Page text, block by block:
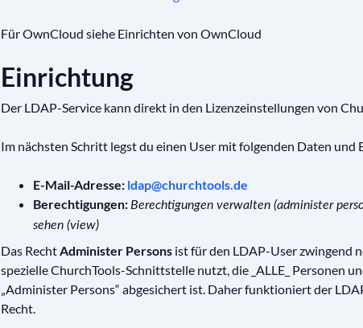
Für OwnCloud siehe Einrichten von OwnCloud
Einrichtung
Der LDAP-Service kann direkt in den Lizenzeinstellungen von
Im nächsten Schritt legst du einen User mit folgenden Daten und
E-Mail-Adresse: ldap@churchtools.de
Berechtigungen: Berechtigungen verwalten (administer
sehen (view)
Das Recht Administer Personsist für den LDAP-User zwingend
spezielle ChurchTools-Schnittstelle nutzt, die _ALLE_ Personen
„Administer Persons“ abgesichert ist. Daher funktioniert der
Recht.